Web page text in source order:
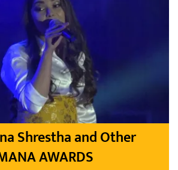
Shrestha and Other
AWARDS